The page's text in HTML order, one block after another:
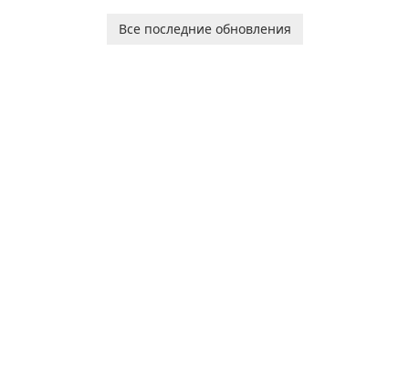
Ollie, on an adventurous
baby tracking, offering
Все последние обновления